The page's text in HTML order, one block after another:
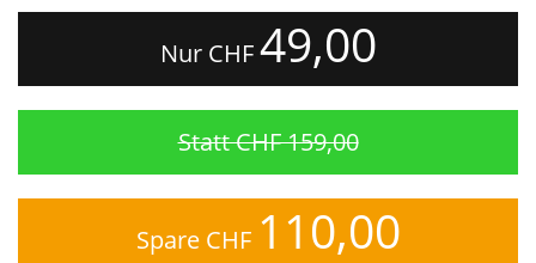
Nur CHF49,00
Statt CHF 159,00
Spare CHF 110,00